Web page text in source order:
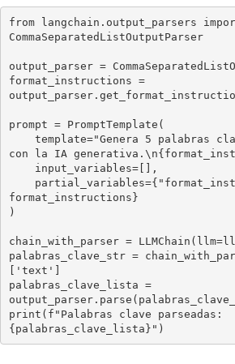
from langchain.output_parsers
CommaSeparatedListOutputParser
output_parser =
format_instructions =
prompt = PromptTemplate(
con la IA
format_instructions}
)
chain_with_parser =
palabras_clave_str =
['text']
palabras_clave_lista =
print(f"Palabras clave parseadas:
{palabras_clave_lista}")